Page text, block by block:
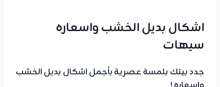
اشكال بديل الخشب واسعاره
سيهات
جدد بيتك بلمسة عصرية بأجمل اشكال بديل الخشب